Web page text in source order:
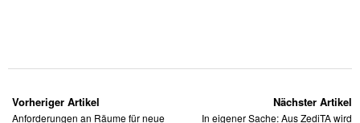
Vorheriger Artikel
Anforderungen an Räume für neue
Nächster Artikel
In eigener Sache: Aus ZediTA wird